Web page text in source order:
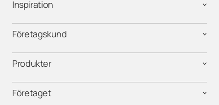
Inspiration
Företagskund
Produkter
Företaget